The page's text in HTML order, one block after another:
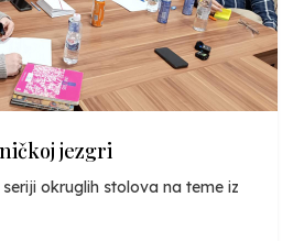
jezgri
okruglih stolova na teme iz